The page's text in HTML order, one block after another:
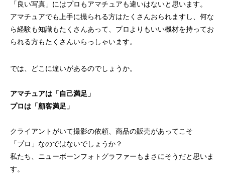
「良い写真」にはプロもアマチュアも違いはないと思います。
アマチュアでも上手に撮られる方はたくさんおられますし、何な
ら経験も知識もたくさんあって、プロよりもいい機材を持ってお
られる方もたくさんいらっしゃいます。
では、どこに違いがあるのでしょうか。
アマチュアは「自己満足」
プロは「顧客満足」
クライアントがいて撮影の依頼、商品の販売があってこそ
「プロ」なのではないでしょうか？
私たち、ニューボーンフォトグラファーもまさにそうだと思いま
す。